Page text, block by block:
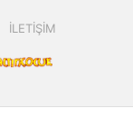
İLETİŞİM